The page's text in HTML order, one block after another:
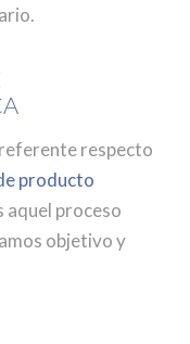
respecto
producto
aquel proceso
objetivo y